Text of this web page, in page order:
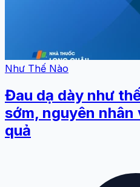
Như Thế Nào
Đau dạ dày như
sớm, nguyên nhân
quả